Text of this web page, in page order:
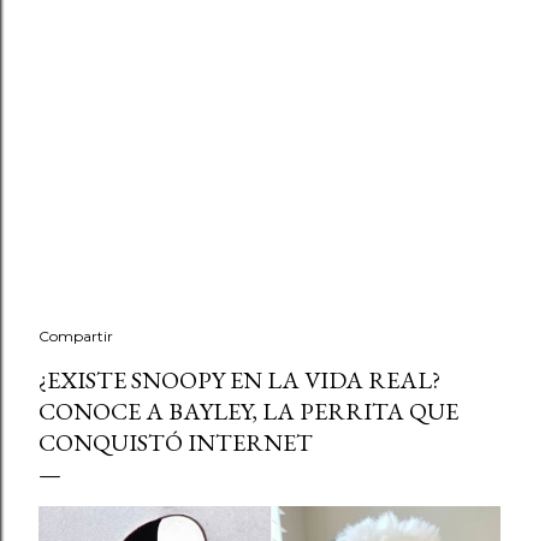
Compartir
¿EXISTE SNOOPY EN LA VIDA REAL?
CONOCE A BAYLEY, LA PERRITA QUE
CONQUISTÓ INTERNET